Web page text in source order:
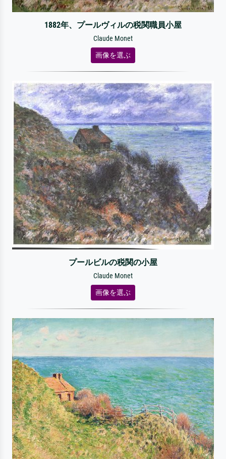
1882年、プールヴィルの税関職員小屋
Claude Monet
画像を選ぶ
プールビルの税関の小屋
Claude Monet
画像を選ぶ